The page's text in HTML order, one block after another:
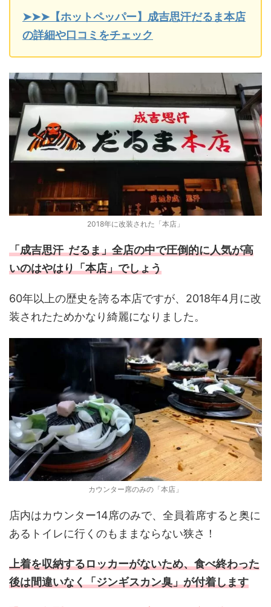
➤➤➤【ホットペッパー】成吉思汗だるま本店
の詳細や口コミをチェック
2018年に改装された「本店」
「成吉思汗 だるま」全店の中で圧倒的に人気が高
いのはやはり「本店」でしょう
60年以上の歴史を誇る本店ですが、2018年4月に改
装されたためかなり綺麗になりました。
カウンター席のみの「本店」
店内はカウンター14席のみで、全員着席すると奥に
あるトイレに行くのもままならない狭さ！
上着を収納するロッカーがないため、食べ終わった
後は間違いなく「ジンギスカン臭」が付着します